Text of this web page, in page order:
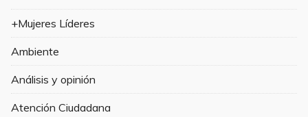
+Mujeres Líderes
Ambiente
Análisis y opinión
Atención Ciudadana